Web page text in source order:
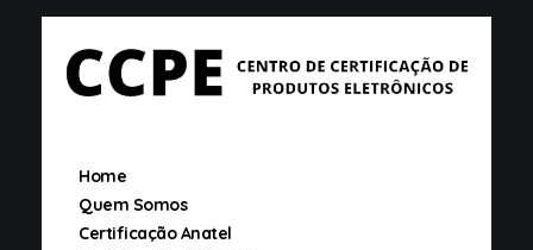
Home
Quem Somos
Certificação Anatel